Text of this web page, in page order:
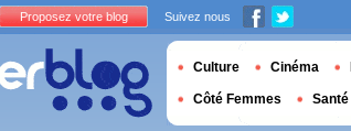
Proposez votre blog Suivez nous
Culture Cinéma
Côté Femmes Santé